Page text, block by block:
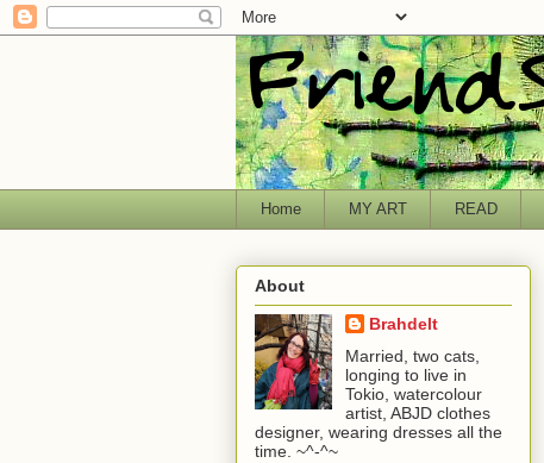
Home MY ART READ
About
Brahdelt
Married, two cats,
longing to live in
Tokio, watercolour
artist, ABJD clothes
designer, wearing dresses all the
time. ~^-^~